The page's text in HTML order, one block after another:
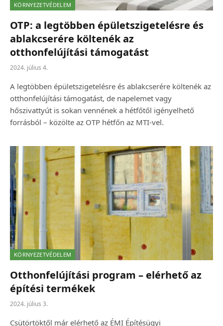
KÖRNYEZETVÉDELEM
OTP: a legtöbben épületszigetelésre és
ablakcserére költenék az
otthonfelújítási támogatást
2024. július 4.
A legtöbben épületszigetelésre és ablakcserére költenék az
otthonfelújítási támogatást, de napelemet vagy
hőszivattyút is sokan vennének a hétfőtől igényelhető
forrásból – közölte az OTP hétfőn az MTI-vel.
KÖRNYEZETVÉDELEM
Otthonfelújítási program – elérhető az
építési termékek
2024. július 3.
Csütörtöktől már elérhető az ÉMI Építésügyi